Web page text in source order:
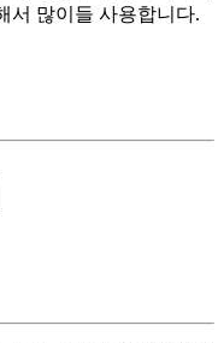
서 많이들 사용합니다.